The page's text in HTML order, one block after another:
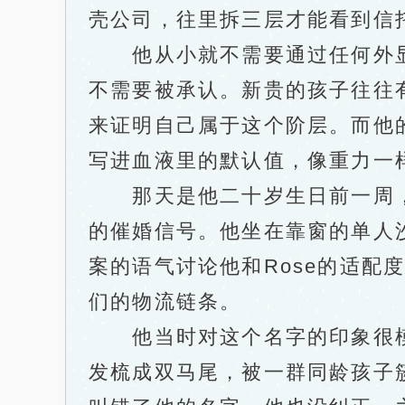
壳公司，往里拆三层才能看到
他从小就不需要通过任何外显
不需要被承认。新贵的孩子往往
来证明自己属于这个阶层。而
写进血液里的默认值，像重力
那天是他二十岁生日前一周
的催婚信号。他坐在靠窗的单
案的语气讨论他和Rose的适配
们的物流链条。
他当时对这个名字的印象很模
发梳成双马尾，被一群同龄孩